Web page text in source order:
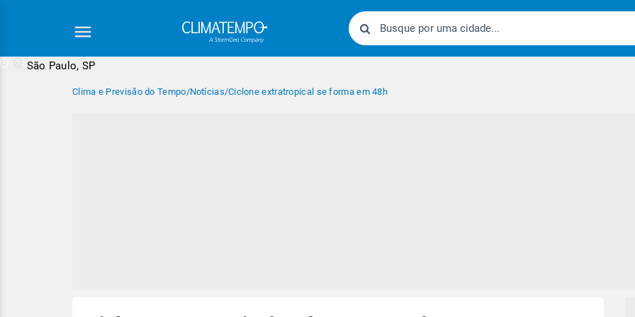
São Paulo, SP
Clima e Previsão do Tempo/Notícias/Ciclone extratropical se forma em 48h